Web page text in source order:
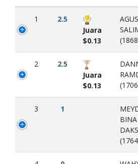
1
2.5
Juara
$0.13
AGUS
2
2.5
Juara
$0.13
3 1
BINA